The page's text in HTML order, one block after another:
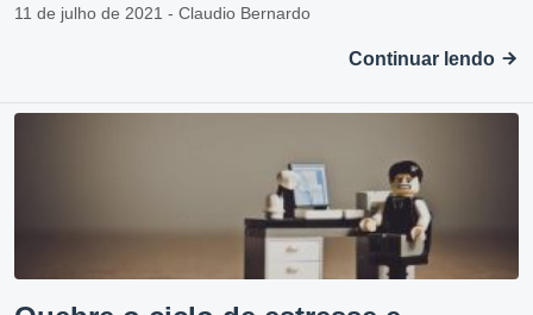
11 de julho de 2021 - Claudio Bernardo
Continuar lendo